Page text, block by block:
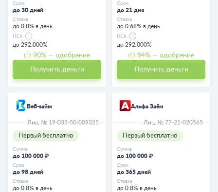
Срок
до 30 дней
Ставка
до 0.8% в день
ПСК
до 292.000%
90% — одобрение
Получить деньги
Срок
до 21 дня
Ставка
до 0.68% в день
ПСК
до 292.000%
84% — одобрение
Получить деньги
Веб-займ
Лиц. № 19-035-50-009325
Первый бесплатно
Сумма
до 100 000 ₽
Срок
до 98 дней
Ставка
до 0.8% в день
Альфа Заём
Лиц. № 77-21-020565
Первый бесплатно
Сумма
до 100 000 ₽
Срок
до 365 дней
Ставка
до 0.8% в день